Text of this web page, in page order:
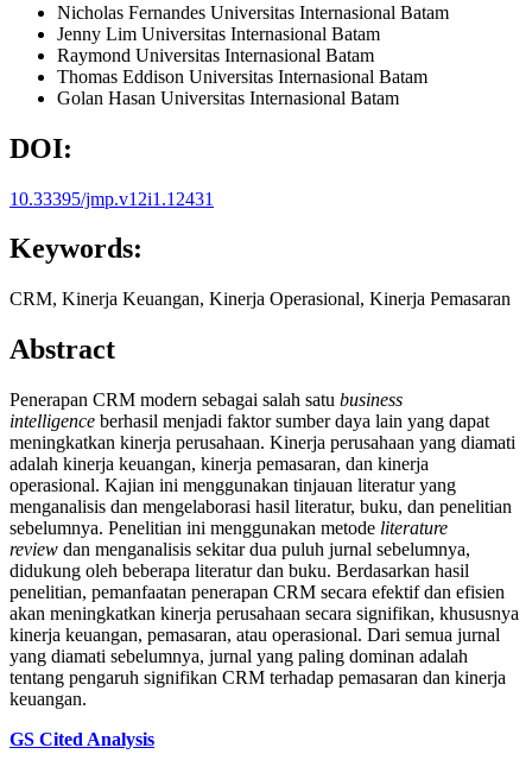
Nicholas Fernandes Universitas Internasional Batam
Jenny Lim Universitas Internasional Batam
Raymond Universitas Internasional Batam
Thomas Eddison Universitas Internasional Batam
Golan Hasan Universitas Internasional Batam
DOI:
10.33395/jmp.v12i1.12431
Keywords:
CRM, Kinerja Keuangan, Kinerja Operasional, Kinerja Pemasaran
Abstract
Penerapan CRM modern sebagai salah satu business
intelligence berhasil menjadi faktor sumber daya lain yang dapat
meningkatkan kinerja perusahaan. Kinerja perusahaan yang diamati
adalah kinerja keuangan, kinerja pemasaran, dan kinerja
operasional. Kajian ini menggunakan tinjauan literatur yang
menganalisis dan mengelaborasi hasil literatur, buku, dan penelitian
sebelumnya. Penelitian ini menggunakan metode literature
review dan menganalisis sekitar dua puluh jurnal sebelumnya,
didukung oleh beberapa literatur dan buku. Berdasarkan hasil
penelitian, pemanfaatan penerapan CRM secara efektif dan efisien
akan meningkatkan kinerja perusahaan secara signifikan, khususnya
kinerja keuangan, pemasaran, atau operasional. Dari semua jurnal
yang diamati sebelumnya, jurnal yang paling dominan adalah
tentang pengaruh signifikan CRM terhadap pemasaran dan kinerja
keuangan.
GS Cited Analysis